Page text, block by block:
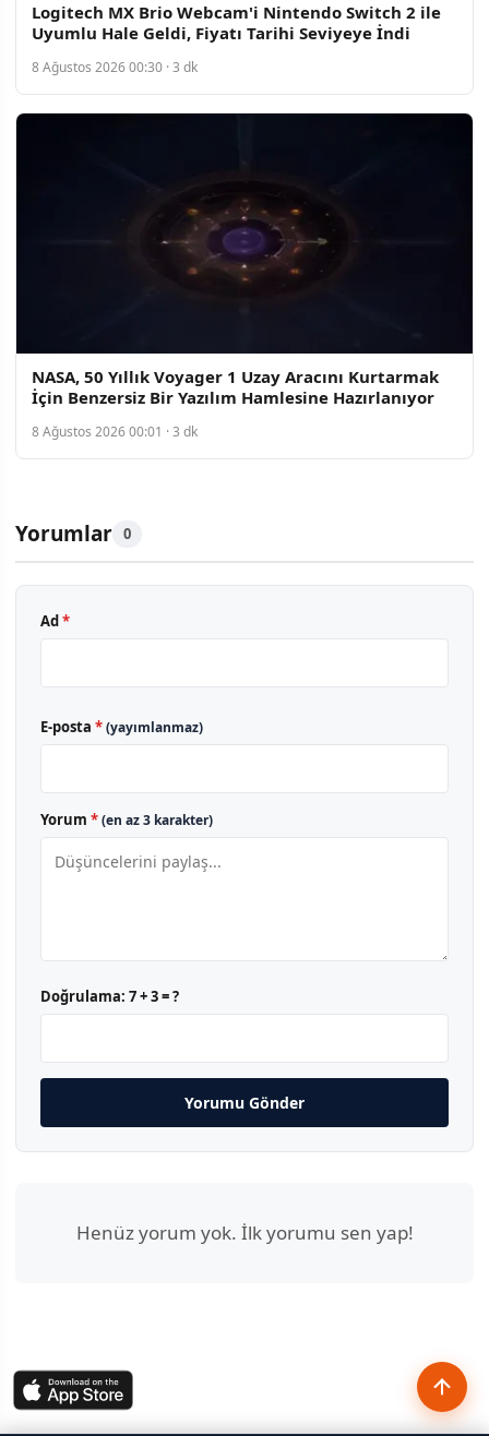
Logitech MX Brio Webcam'i Nintendo Switch 2 ile
Uyumlu Hale Geldi, Fiyatı Tarihi Seviyeye İndi
8 Ağustos 2026 00:30 · 3 dk
NASA, 50 Yıllık Voyager 1 Uzay Aracını Kurtarmak
İçin Benzersiz Bir Yazılım Hamlesine Hazırlanıyor
8 Ağustos 2026 00:01 · 3 dk
Yorumlar 0
Ad*
E-posta *(yayımlanmaz)
Yorum *(en az 3 karakter)
Doğrulama: 7 + 3 = ?
Yorumu Gönder
Henüz yorum yok. İlk yorumu sen yap!